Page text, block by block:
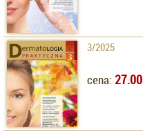
3/2025
cena: 27.00